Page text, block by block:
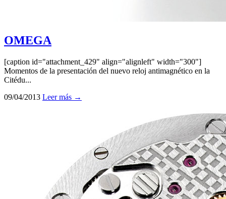
OMEGA
[caption id="attachment_429" align="alignleft" width="300"]
Momentos de la presentación del nuevo reloj antimagnético en la
Citédu...
09/04/2013 Leer más →